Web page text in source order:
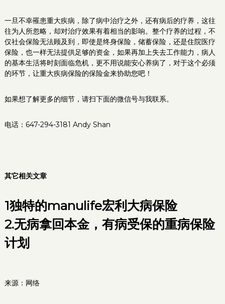
一旦不幸罹患重大疾病，除了病中治疗之外，还有病后的疗养，这往
往为人所忽略，却对治疗效果有着相当的影响。整个疗养的过程，不
仅社会保险无法顾及到，即使是终身保险，储蓄保险，还是住院医疗
保险，也一样无法提供足够的资金，如果再加上失去工作能力，病人
的基本生活将时刻面临危机，更不用说能安心养病了，对于这个必须
的环节，让重大疾病保险的保险金来协助您吧！
如果想了解更多的细节，请扫下面的微信号与我联系。
电话：647-294-3181 Andy Shan
其它相关文章
1独特的manulife宏利大病保险
2.无病拿回本金，有病受保的重病保险
计划
来源：网络